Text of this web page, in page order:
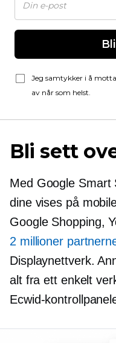
Jeg samtykker i å
av når som helst.
Bli sett
Med Google Smart
dine vises på
Google Shopping,
2 millioner
Displaynettverk.
alt fra ett enkelt
Ecwid-